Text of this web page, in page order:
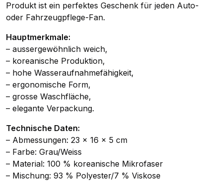
Produkt ist ein perfektes Geschenk für jeden Auto-
oder Fahrzeugpflege-Fan.
Hauptmerkmale:
– aussergewöhnlich weich,
– koreanische Produktion,
– hohe Wasseraufnahmefähigkeit,
– ergonomische Form,
– grosse Waschfläche,
– elegante Verpackung.
Technische Daten:
– Abmessungen: 23 x 16 x 5 cm
– Farbe: Grau/Weiss
– Material: 100 % koreanische Mikrofaser
– Mischung: 93 % Polyester/7 % Viskose